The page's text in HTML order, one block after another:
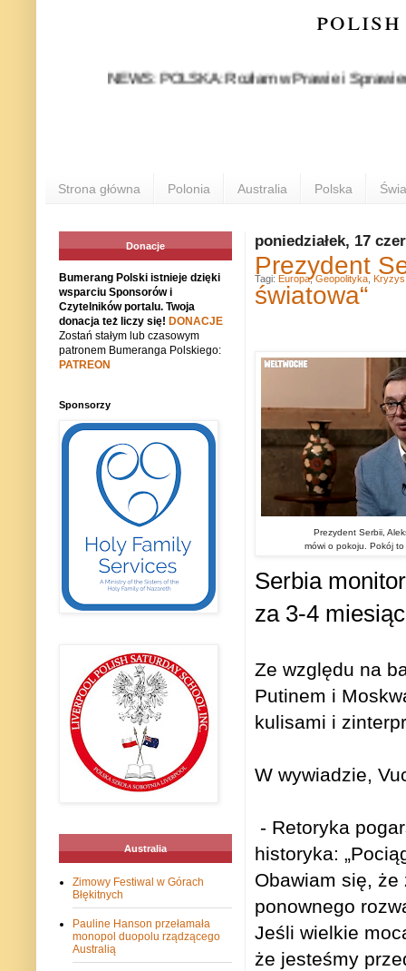
NEWS: POLSKA: Rozłam w Prawie i
Strona główna Polonia Australia Polska
poniedziałek, 17
Prezydent
światowa“
Prezydent Serbii,
mówi o pokoju. Pokój to
Serbia
za 3-4
Ze względu na
Putinem i
kulisami i
W wywiadzie,
- Retoryka
historyka:
Obawiam się,
ponownego
Jeśli wielkie
że jesteśmy
Tagi: Europa,Geopolityka
Donacje
Bumerang Polski istnieje dzięki
wsparciu Sponsorów i
Czytelników portalu. Twoja
donacja też liczy się! DONACJE
Zostań stałym lub czasowym
patronem Bumeranga Polskiego:
PATREON
Sponsorzy
Australia
Zimowy Festiwal w Górach
Błękitnych
Pauline Hanson przełamała
monopol duopolu rządzącego
Australią